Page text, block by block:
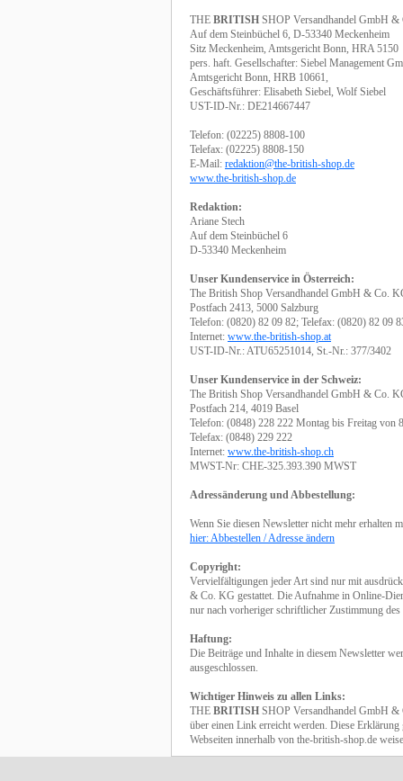
THE BRITISH SHOP Versandhandel GmbH
Auf dem Steinbüchel 6, D-53340 Meckenheim
Sitz Meckenheim, Amtsgericht Bonn, HRA 5150
pers. haft. Gesellschafter: Siebel Management
Amtsgericht Bonn, HRB 10661,
Geschäftsführer: Elisabeth Siebel, Wolf Siebel
UST-ID-Nr.: DE214667447
Telefon: (02225) 8808-100
Telefax: (02225) 8808-150
E-Mail: redaktion@the-british-shop.de
www.the-british-shop.de
Redaktion:
Ariane Stech
Auf dem Steinbüchel 6
D-53340 Meckenheim
Unser Kundenservice in Österreich:
The British Shop Versandhandel GmbH & Co.
Postfach 2413, 5000 Salzburg
Telefon: (0820) 82 09 82; Telefax: (0820) 82 09
Internet: www.the-british-shop.at
UST-ID-Nr.: ATU65251014, St.-Nr.: 377/3402
Unser Kundenservice in der Schweiz:
The British Shop Versandhandel GmbH & Co.
Postfach 214, 4019 Basel
Telefon: (0848) 228 222 Montag bis Freitag von
Telefax: (0848) 229 222
Internet: www.the-british-shop.ch
MWST-Nr: CHE-325.393.390 MWST
Adressänderung und Abbestellung:
Wenn Sie diesen Newsletter nicht mehr erhalten
hier: Abbestellen / Adresse ändern
Copyright:
Vervielfältigungen jeder Art sind nur mit
& Co. KG gestattet. Die Aufnahme in Online-
nur nach vorheriger schriftlicher Zustimmung
Haftung:
Die Beiträge und Inhalte in diesem Newsletter
ausgeschlossen.
Wichtiger Hinweis zu allen Links:
THE BRITISH SHOP Versandhandel GmbH
über einen Link erreicht werden. Diese
Webseiten innerhalb von the-british-shop.de